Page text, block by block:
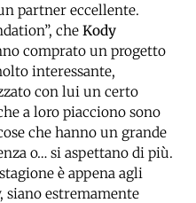
partner eccellente.
cheKody
comprato un progetto
interessante,
con lui un certo
a loro piacciono sono
che hanno un grande
o… si aspettano di più.
è appena agli
siano estremamente